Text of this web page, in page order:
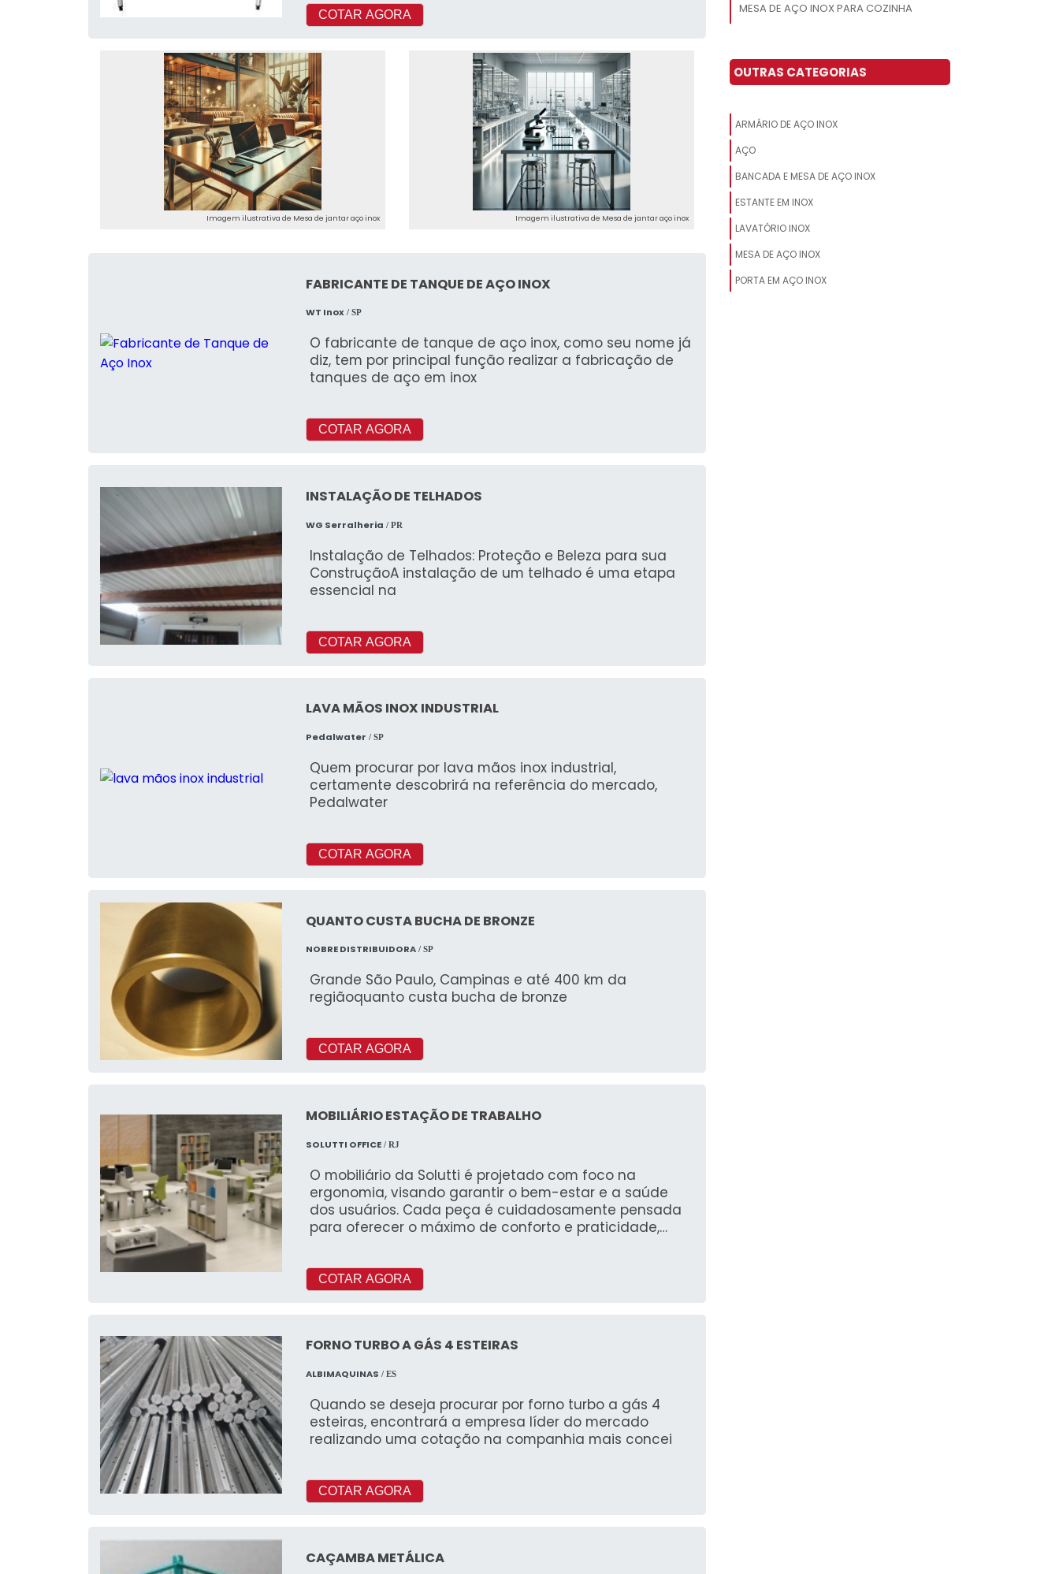
COTAR AGORA
Imagem ilustrativa de Mesa de jantar aço inox Imagem ilustrativa de Mesa de jantar aço inox
FABRICANTE DE TANQUE DE AÇO INOX
WT Inox / SP
O fabricante de tanque de aço inox, como seu nome já
diz, tem por principal função realizar a fabricação de
tanques de aço em inox
COTAR AGORA
INSTALAÇÃO DE TELHADOS
WG Serralheria / PR
Instalação de Telhados: Proteção e Beleza para sua
ConstruçãoA instalação de um telhado é uma etapa
essencial na
COTAR AGORA
LAVA MÃOS INOX INDUSTRIAL
Pedalwater / SP
Quem procurar por lava mãos inox industrial,
certamente descobrirá na referência do mercado,
Pedalwater
COTAR AGORA
QUANTO CUSTA BUCHA DE BRONZE
NOBRE DISTRIBUIDORA / SP
Grande São Paulo, Campinas e até 400 km da
regiãoquanto custa bucha de bronze
COTAR AGORA
MOBILIÁRIO ESTAÇÃO DE TRABALHO
SOLUTTI OFFICE / RJ
O mobiliário da Solutti é projetado com foco na
ergonomia, visando garantir o bem-estar e a saúde
dos usuários. Cada peça é cuidadosamente pensada
para oferecer o máximo de conforto e praticidade,
COTAR AGORA
FORNO TURBO A GÁS 4 ESTEIRAS
ALBIMAQUINAS / ES
Quando se deseja procurar por forno turbo a gás 4
esteiras, encontrará a empresa líder do mercado
realizando uma cotação na companhia mais concei
COTAR AGORA
CAÇAMBA METÁLICA
MESA DE AÇO INOX PARA COZINHA
MESA AÇO INOX 6 CADEIRAS
MESA DE JANTAR AÇO INOX
MESA DE ESCRITÓRIO EM AÇO INOX
MESA DE AÇO INOX COM CUBA
MESA INOX PARA CONGELADOS
OUTRAS CATEGORIAS
ARMÁRIO DE AÇO INOX
AÇO
BANCADA E MESA DE AÇO INOX
ESTANTE EM INOX
LAVATÓRIO INOX
MESA DE AÇO INOX
PORTA EM AÇO INOX